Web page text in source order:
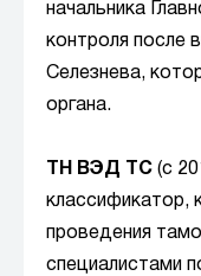
начальника
контроля после
Селезнева,
органа.
ТН ВЭД ТС (с
классификатор,
проведения
специалистами